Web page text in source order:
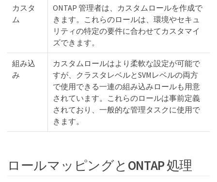
カスタ
ム
ONTAP 管理者は、カスタムロールを作成で
きます。これらのロールは、環境やセキュ
リティの特定の要件に合わせてカスタマイ
ズできます。
組み込
み
カスタムロールはより柔軟な設定が可能で
すが、クラスタレベルとSVMレベルの両方
で使用できる一連の組み込みロールも用意
されています。これらのロールは事前定義
されており、一般的な管理タスクに使用で
きます。
ロールマッピングとONTAP 処理